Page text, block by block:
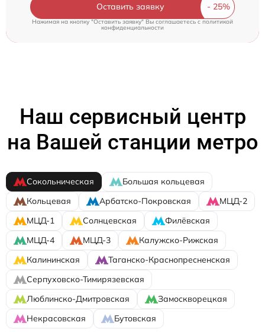
Оставить заявку
Нажимая на кнопку "Оставить заявку" Вы соглашаетесь c политикой
конфиденциальности
Наш сервисный центр
на Вашей станции метро
Сокольническая
Большая кольцевая
Кольцевая
Арбатско-Покровская
МЦД-2
МЦД-1
Солнцевская
Филёвская
МЦД-4
МЦД-3
Калужско-Рижская
Калининская
Таганско-Краснопресненская
Серпуховско-Тимирязевская
Люблинско-Дмитровская
Замоскворецкая
Некрасовская
Бутовская